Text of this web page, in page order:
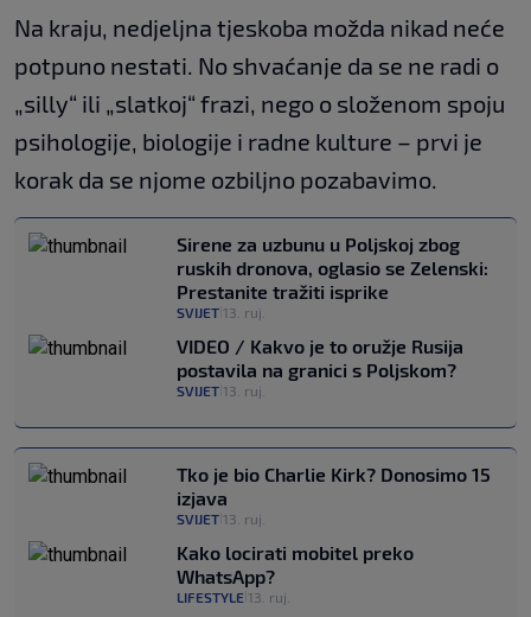
Na kraju, nedjeljna tjeskoba možda nikad neće
potpuno nestati. No shvaćanje da se ne radi o
„silly“ ili „slatkoj“ frazi, nego o složenom spoju
psihologije, biologije i radne kulture – prvi je
korak da se njome ozbiljno pozabavimo.
Sirene za uzbunu u Poljskoj zbog
ruskih dronova, oglasio se Zelenski:
Prestanite tražiti isprike
SVIJET 13. ruj.
VIDEO / Kakvo je to oružje Rusija
postavila na granici s Poljskom?
SVIJET 13. ruj.
Tko je bio Charlie Kirk? Donosimo 15
izjava
SVIJET 13. ruj.
Kako locirati mobitel preko
WhatsApp?
LIFESTYLE 13. ruj.